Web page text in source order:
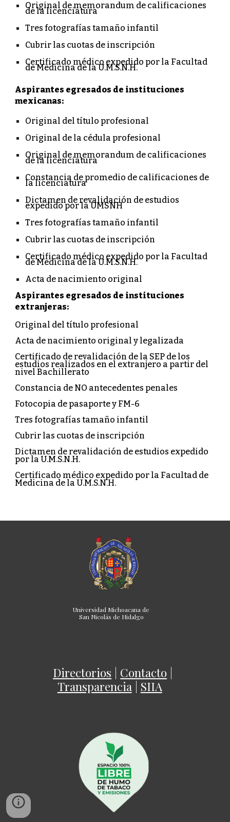
Original de memorandum de calificaciones
de la licenciatura
Tres fotografías tamaño infantil
Cubrir las cuotas de inscripción
Certificado médico expedido por la Facultad
de Medicina de la U.M.S.N.H.
Aspirantes egresados de instituciones
mexicanas:
Original del título profesional
Original de la cédula profesional
Original de memorandum de calificaciones
de la licenciatura
Constancia de promedio de calificaciones de
la licenciatura
Dictamen de revalidación de estudios
expedido por la UMSNH
Tres fotografías tamaño infantil
Cubrir las cuotas de inscripción
Certificado médico expedido por la Facultad
de Medicina de la U.M.S.N.H.
Acta de nacimiento original
Aspirantes egresados de instituciones
extranjeras:
Original del título profesional
Acta de nacimiento original y legalizada
Certificado de revalidación de la SEP de los
estudios realizados en el extranjero a partir del
nivel Bachillerato
Constancia de NO antecedentes penales
Fotocopia de pasaporte y FM-6
Tres fotografías tamaño infantil
Cubrir las cuotas de inscripción
Dictamen de revalidación de estudios expedido
por la U.M.S.N.H.
Certificado médico expedido por la Facultad de
Medicina de la U.M.S.N.H.
Universidad Michoacana de
San Nicolás de Hidalgo
Directorios Contacto
Transparencia| SIIA